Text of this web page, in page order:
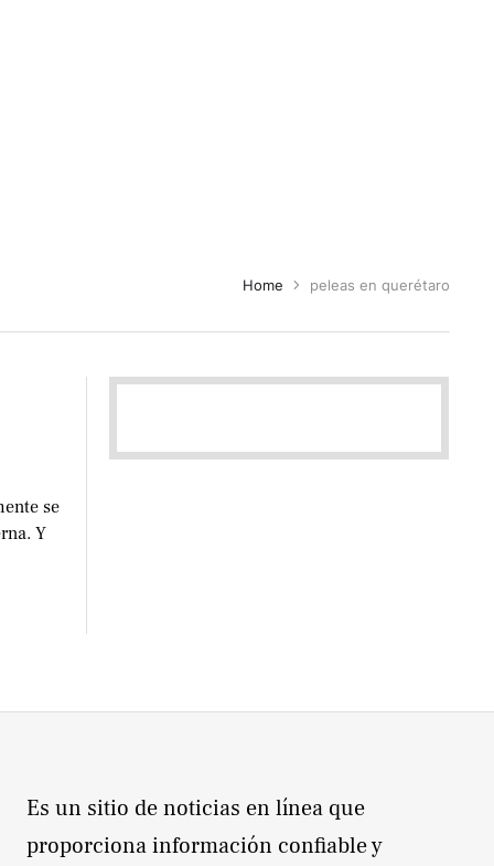
Home peleas en querétaro
se
Y
Es un sitio de noticias en línea que
proporciona información confiable y